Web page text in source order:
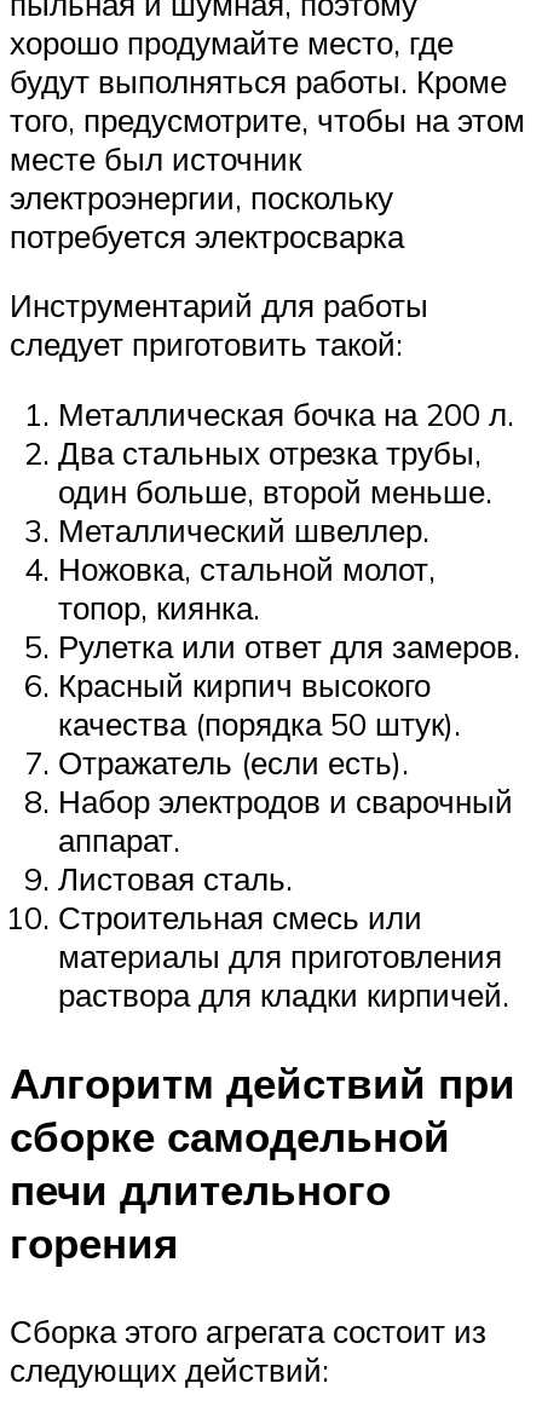
хорошо продумайте место, где
будут выполняться работы. Кроме
того, предусмотрите, чтобы на этом
месте был источник
электроэнергии, поскольку
потребуется электросварка
Инструментарий для работы
следует приготовить такой:
Металлическая бочка на 200 л.
Два стальных отрезка трубы,
один больше, второй меньше.
Металлический швеллер.
Ножовка, стальной молот,
топор, киянка.
Рулетка или ответ для замеров.
Красный кирпич высокого
качества (порядка 50 штук).
Отражатель (если есть).
Набор электродов и сварочный
аппарат.
Листовая сталь.
Строительная смесь или
материалы для приготовления
раствора для кладки кирпичей.
Алгоритм действий при
сборке самодельной
печи длительного
горения
Сборка этого агрегата состоит из
следующих действий: